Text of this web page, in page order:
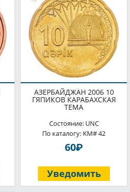
АЗЕРБАЙДЖАН 2006 10
ГЯПИКОВ КАРАБАХСКАЯ
ТЕМА
Состояние: UNC
По каталогу: KM# 42
60P
Уведомить